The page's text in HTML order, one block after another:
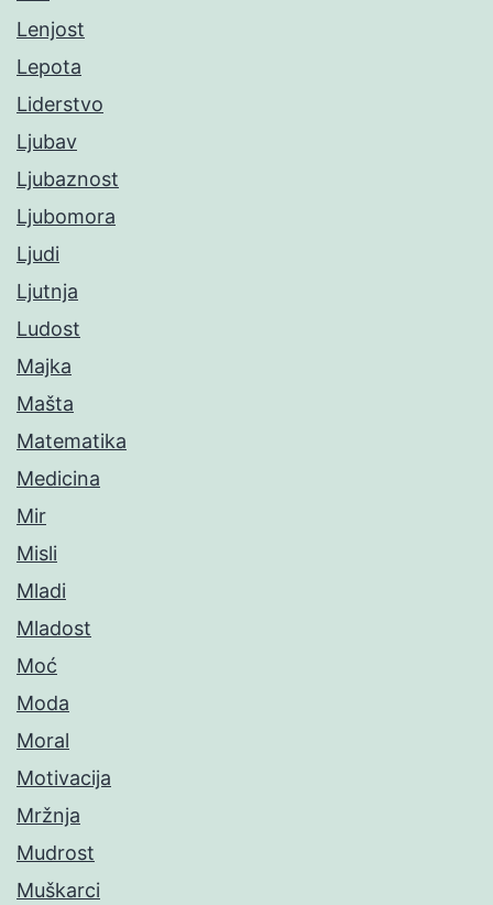
Lenjost
Lepota
Liderstvo
Ljubav
Ljubaznost
Ljubomora
Ljudi
Ljutnja
Ludost
Majka
Mašta
Matematika
Medicina
Mir
Misli
Mladi
Mladost
Moć
Moda
Moral
Motivacija
Mržnja
Mudrost
Muškarci